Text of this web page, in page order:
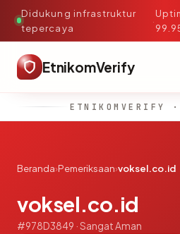
Didukung infrastruktur
tepercaya
·
EtnikomVerify
ETNIKOMVERIFY
Beranda›Pemeriksaan›voksel.co.id
voksel.co.id
#978D3849 · Sangat Aman